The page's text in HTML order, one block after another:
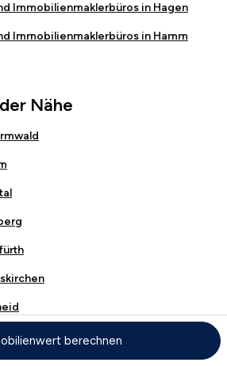
Immobilienmaklerbüros in Hagen
Immobilienmaklerbüros in Hamm
Nähe
berechnen